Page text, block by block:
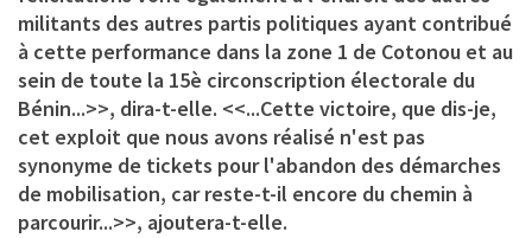
militants des autres partis politiques ayant contribué
à cette performance dans la zone 1 de Cotonou et au
sein de toute la 15è circonscription électorale du
Bénin...>>, dira-t-elle. <<...Cette victoire, que dis-je,
cet exploit que nous avons réalisé n'est pas
synonyme de tickets pour l'abandon des démarches
de mobilisation, car reste-t-il encore du chemin à
parcourir...>>, ajoutera-t-elle.